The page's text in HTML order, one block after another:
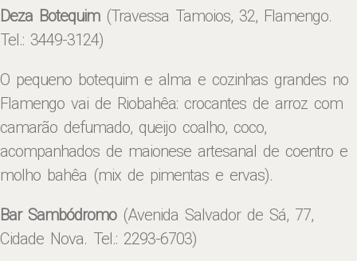
Deza Botequim(Travessa Tamoios, 32, Flamengo.
Tel.: 3449-3124)
O pequeno botequim e alma e cozinhas grandes no
Flamengo vai de Riobahêa: crocantes de arroz com
camarão defumado, queijo coalho, coco,
acompanhados de maionese artesanal de coentro e
molho bahêa (mix de pimentas e ervas).
Bar Sambódromo(Avenida Salvador de Sá, 77,
Cidade Nova. Tel.: 2293-6703)